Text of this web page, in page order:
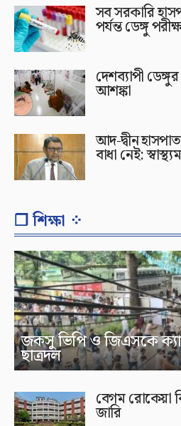
সব সরকারি
পর্যন্ত ডেঙ্গু
দেশব্যাপী
আশঙ্কা
আদ-দ্বীন
বাধা নেই:
❐ শিক্ষা ⁘
জকসু ভিপি ও জিএসকে
ছাত্রদল
বেগম রোকেয়া
জারি